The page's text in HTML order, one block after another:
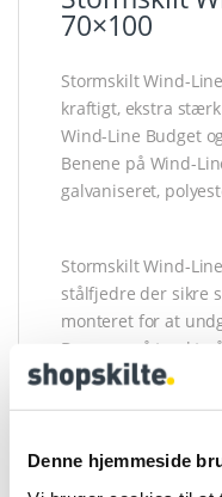
Denne hjemmeside
70×100
Stormskilt Wind-
kraftigt, ekstra
Wind-Line Budget
Benene på Wind-
galvaniseret,
Stormskilt Wind-
stålfjedre der sikre
monteret for at
Der er også tænkt
vand. En skumliste